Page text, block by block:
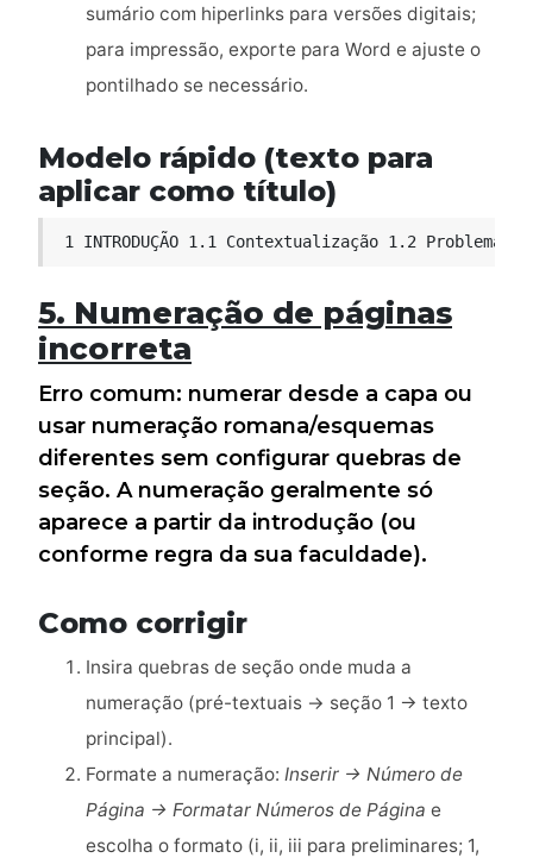
sumário com hiperlinks para versões digitais;
para impressão, exporte para Word e ajuste o
pontilhado se necessário.
Modelo rápido (texto para
aplicar como título)
1 INTRODUÇÃO 1.1 Contextualização 1.2 Problema
5. Numeração de páginas
incorreta
Erro comum: numerar desde a capa ou
usar numeração romana/esquemas
diferentes sem configurar quebras de
seção. A numeração geralmente só
aparece a partir da introdução (ou
conforme regra da sua faculdade).
Como corrigir
Insira quebras de seção onde muda a
numeração (pré-textuais → seção 1 → texto
principal).
Formate a numeração: Inserir → Número de
Página → Formatar Números de Página e
escolha o formato (i, ii, iii para preliminares; 1,